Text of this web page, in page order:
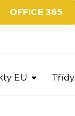
OFFICE 365
EU Třídy